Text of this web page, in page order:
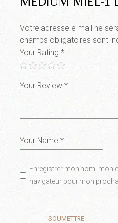
Votre adresse e-mail ne
champs obligatoires sont
Your Rating*
Enregistrer mon nom, mon
navigateur pour mon
SOUMETTRE